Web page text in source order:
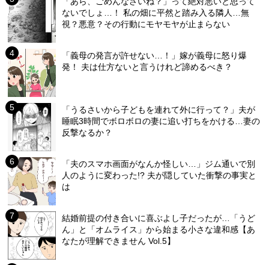
ないでしょ…！ 私の畑に平然と踏み入る隣人…無
視？悪意？その行動にモヤモヤが止まらない
「義母の発言が許せない…！」嫁が義母に怒り爆
発！ 夫は仕方ないと言うけれど諦めるべき？
「うるさいから子どもを連れて外に行って？」夫が
睡眠3時間でボロボロの妻に追い打ちをかける…妻の
反撃なるか？
「夫のスマホ画面がなんか怪しい…」ジム通いで別
人のように変わった!? 夫が隠していた衝撃の事実と
は
結婚前提の付き合いに喜ぶよし子だったが…「うど
ん」と「オムライス」から始まる小さな違和感【あ
なたが理解できません Vol.5】